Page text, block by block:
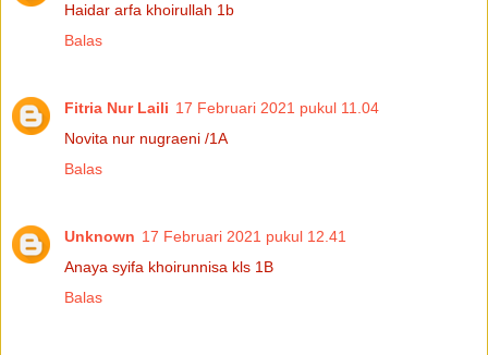
Haidar arfa khoirullah 1b
Balas
Fitria Nur Laili 17 Februari 2021 pukul 11.04
Novita nur nugraeni /1A
Balas
Unknown 17 Februari 2021 pukul 12.41
Anaya syifa khoirunnisa kls 1B
Balas